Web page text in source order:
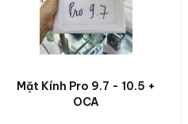
Mặt Kính Pro 9.7 - 10.5 +
OCA